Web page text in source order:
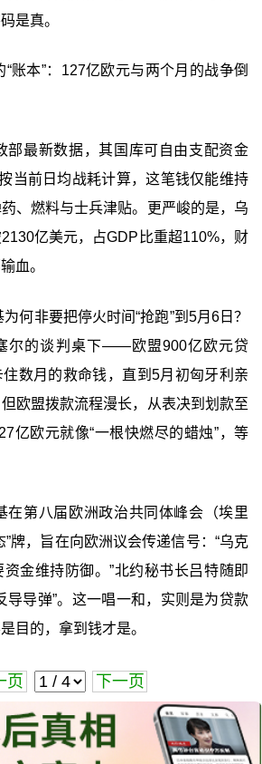
是真。
账本”：127亿欧元与两个月的战争倒
部最新数据，其国库可自由支配资金
当前日均战耗计算，这笔钱仅能维持
、燃料与士兵津贴。更严峻的是，乌
亿美元，占GDP比重超110%，财
血。
何非要把停火时间“抢跑”到5月6日？
尔的谈判桌下——欧盟900亿欧元贷
数月的救命钱，直到5月初匈牙利亲
欧盟拨款流程漫长，从表决到划款至
亿欧元就像“一根快燃尽的蜡烛”，等
在第八届欧洲政治共同体峰会（埃里
”牌，旨在向欧洲议会传递信号：“乌克
金维持防御。”北约秘书长吕特随即
导导弹”。这一唱一和，实则是为贷款
目的，拿到钱才是。
页 下一页